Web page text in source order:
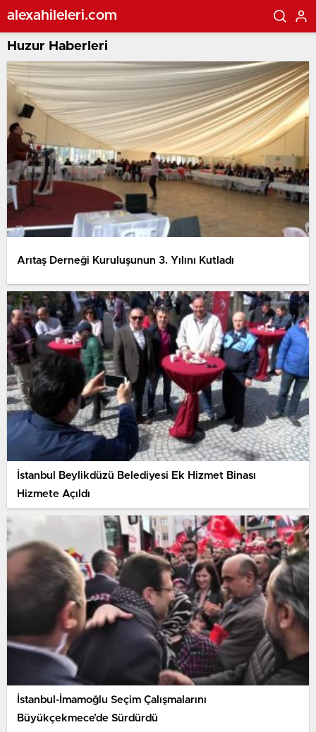
alexahileleri.com
Huzur Haberleri
Arıtaş Derneği Kuruluşunun 3. Yılını Kutladı
İstanbul Beylikdüzü Belediyesi Ek Hizmet Binası
Hizmete Açıldı
İstanbul-İmamoğlu Seçim Çalışmalarını
Büyükçekmece’de Sürdürdü